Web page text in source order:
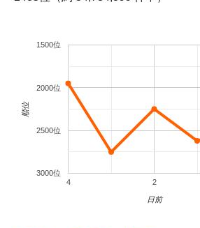
4 2
1500位
2000位
2500位
3000位
日前
順位